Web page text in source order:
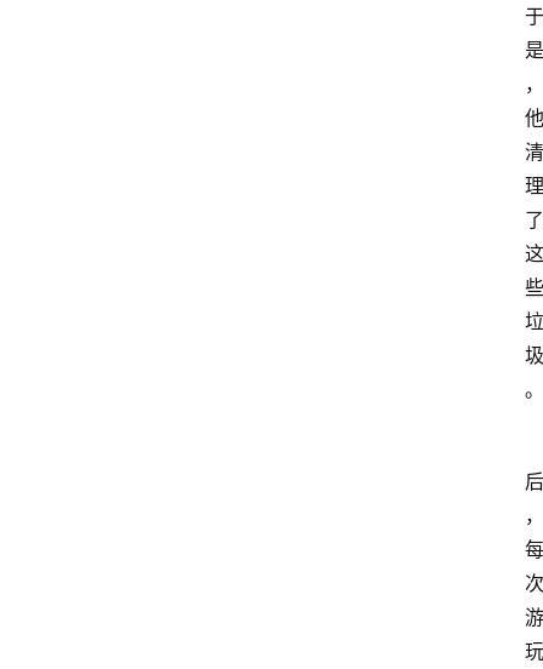
于
是
，
他
清
理
了
这
些
垃
圾
。
后
，
每
次
游
玩